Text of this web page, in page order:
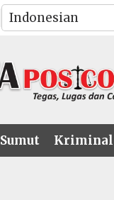
Sumut Kriminal